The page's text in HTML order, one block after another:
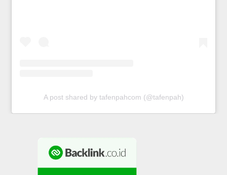
A post shared by tafenpahcom (@tafenpah)